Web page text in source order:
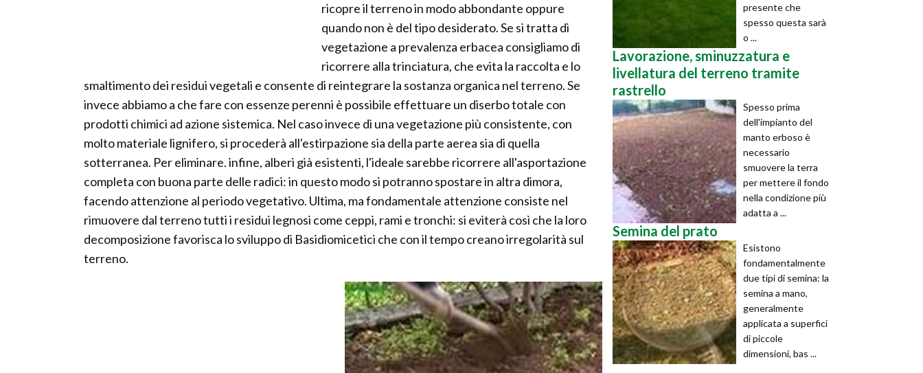
ricopre il terreno in modo abbondante oppure
quando non è del tipo desiderato. Se si tratta di
vegetazione a prevalenza erbacea consigliamo di
ricorrere alla trinciatura, che evita la raccolta e lo
smaltimento dei residui vegetali e consente di reintegrare la sostanza organica nel terreno. Se
invece abbiamo a che fare con essenze perenni è possibile effettuare un diserbo totale con
prodotti chimici ad azione sistemica. Nel caso invece di una vegetazione più consistente, con
molto materiale lignifero, si procederà all'estirpazione sia della parte aerea sia di quella
sotterranea. Per eliminare. infine, alberi già esistenti, l'ideale sarebbe ricorrere all'asportazione
completa con buona parte delle radici: in questo modo si potranno spostare in altra dimora,
facendo attenzione al periodo vegetativo. Ultima, ma fondamentale attenzione consiste nel
rimuovere dal terreno tutti i residui legnosi come ceppi, rami e tronchi: si eviterà così che la loro
decomposizione favorisca lo sviluppo di Basidiomicetici che con il tempo creano irregolarità sul
terreno.
presente che
spesso questa sarà
o ...
Lavorazione, sminuzzatura e
livellatura del terreno tramite
rastrello
Spesso prima
dell'impianto del
manto erboso è
necessario
smuovere la terra
per mettere il fondo
nella condizione più
adatta a ...
Semina del prato
Esistono
fondamentalmente
due tipi di semina: la
semina a mano,
generalmente
applicata a superfici
di piccole
dimensioni, bas ...